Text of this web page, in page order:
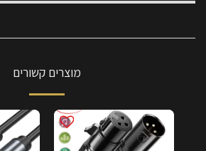
מוצרים קשורים